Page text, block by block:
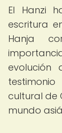
El Hanzi
escritura
Hanja
cultural de
mundo